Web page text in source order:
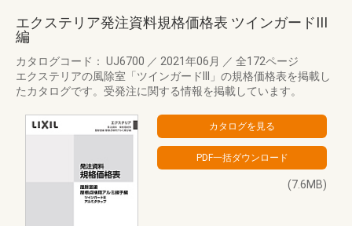
エクステリア発注資料規格価格表 ツインガードIII
編
カタログコード： UJ6700 ／ 2021年06月 ／ 全172ページ
エクステリアの風除室「ツインガードIII」の規格価格表を掲載し
たカタログです。受発注に関する情報を掲載しています。
(7.6MB)